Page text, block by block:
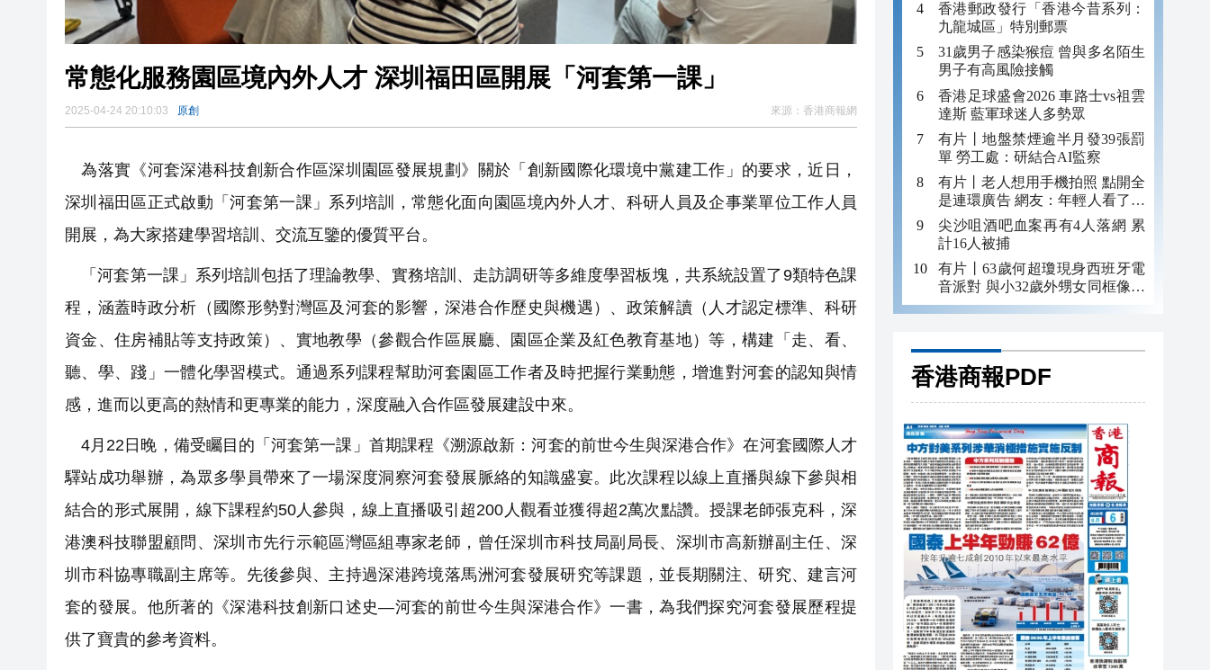
常態化服務園區境內外人才 深圳福田區開展「河套第一課」
2025-04-24 20:10:03 原創 來源： 香港商報網
為落實《河套深港科技創新合作區深圳園區發展規劃》關於「創新國際化環境中黨建工作」的要求，近日，
深圳福田區正式啟動「河套第一課」系列培訓，常態化面向園區境內外人才、科研人員及企事業單位工作人員
開展，為大家搭建學習培訓、交流互鑒的優質平台。
「河套第一課」系列培訓包括了理論教學、實務培訓、走訪調研等多維度學習板塊，共系統設置了9類特色課
程，涵蓋時政分析（國際形勢對灣區及河套的影響，深港合作歷史與機遇）、政策解讀（人才認定標準、科研
資金、住房補貼等支持政策）、實地教學（參觀合作區展廳、園區企業及紅色教育基地）等，構建「走、看、
聽、學、踐」一體化學習模式。通過系列課程幫助河套園區工作者及時把握行業動態，增進對河套的認知與情
感，進而以更高的熱情和更專業的能力，深度融入合作區發展建設中來。
4月22日晚，備受矚目的「河套第一課」首期課程《溯源啟新：河套的前世今生與深港合作》在河套國際人才
驛站成功舉辦，為眾多學員帶來了一場深度洞察河套發展脈絡的知識盛宴。此次課程以線上直播與線下參與相
結合的形式展開，線下課程約50人參與，線上直播吸引超200人觀看並獲得超2萬次點讚。授課老師張克科，深
港澳科技聯盟顧問、深圳市先行示範區灣區組專家老師，曾任深圳市科技局副局長、深圳市高新辦副主任、深
圳市科協專職副主席等。先後參與、主持過深港跨境落馬洲河套發展研究等課題，並長期關注、研究、建言河
套的發展。他所著的《深港科技創新口述史—河套的前世今生與深港合作》一書，為我們探究河套發展歷程提
供了寶貴的參考資料。
香港郵政發行「香港今昔系列：
九龍城區」特別郵票
31歲男子感染猴痘 曾與多名陌生
男子有高風險接觸
香港足球盛會2026 車路士vs祖雲
達斯 藍軍球迷人多勢眾
有片丨地盤禁煙逾半月發39張罰
單 勞工處：研結合AI監察
有片丨老人想用手機拍照 點開全
是連環廣告 網友：年輕人看了都
迷糊 何況老年人
尖沙咀酒吧血案再有4人落網 累
計16人被捕
有片丨63歲何超瓊現身西班牙電
音派對 與小32歲外甥女同框像姐
妹
香港商報PDF